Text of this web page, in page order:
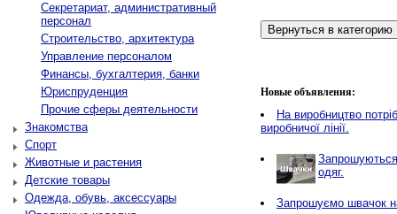
Секретариат, административный
персонал
Строительство, архитектура
Управление персоналом
Финансы, бухгалтерия, банки
Юриспруденция
Прочие сферы деятельности
Знакомства
Спорт
Животные и растения
Детские товары
Одежда, обувь, аксессуары
Новые объявления:
Нa виробництво
виробничої лінії.
одяг.
Запрошуємо швачок